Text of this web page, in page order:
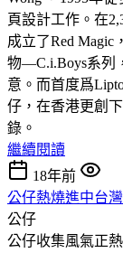
頁設計工作。在
成立了Red
物—C.i.Boys系列
意。而首度爲
仔，在香港更創
錄。
繼續閱讀
18年前
公仔熱燒進中台
公仔
公仔收集風氣正